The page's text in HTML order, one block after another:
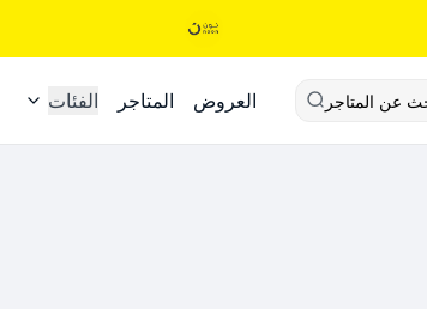
الفئات المتاجر العروض عن المتاجر